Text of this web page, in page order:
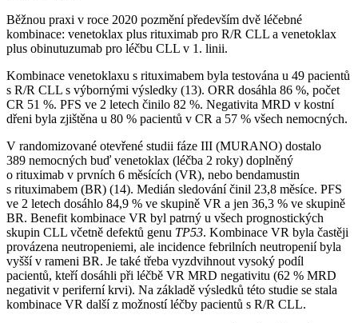
Běžnou praxi v roce 2020 pozmění především dvě léčebné
kombinace: venetoklax plus rituximab pro R/R CLL a venetoklax
plus obinutuzumab pro léčbu CLL v 1. linii.
Kombinace venetoklaxu s rituximabem byla testována u 49 pacientů
s R/R CLL s výbornými výsledky (13). ORR dosáhla 86 %, počet
CR 51 %. PFS ve 2 letech činilo 82 %. Negativita MRD v kostní
dřeni byla zjištěna u 80 % pacientů v CR a 57 % všech nemocných.
V randomizované otevřené studii fáze III (MURANO) dostalo
389 nemocných buď venetoklax (léčba 2 roky) doplněný
o rituximab v prvních 6 měsících (VR), nebo bendamustin
s rituximabem (BR) (14). Medián sledování činil 23,8 měsíce. PFS
ve 2 letech dosáhlo 84,9 % ve skupině VR a jen 36,3 % ve skupině
BR. Benefit kombinace VR byl patrný u všech prognostických
skupin CLL včetně defektů genu TP53. Kombinace VR byla častěji
provázena neutropeniemi, ale incidence febrilních neutropenií byla
vyšší v rameni BR. Je také třeba vyzdvihnout vysoký podíl
pacientů, kteří dosáhli při léčbě VR MRD negativitu (62 % MRD
negativit v periferní krvi). Na základě výsledků této studie se stala
kombinace VR další z možností léčby pacientů s R/R CLL.